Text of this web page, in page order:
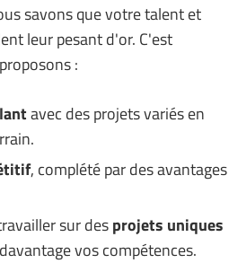
savons que votre talent et
leur pesant d'or. C'est
:
avec des projets variés en
, complété par des avantages
sur desprojets uniques
vos compétences.